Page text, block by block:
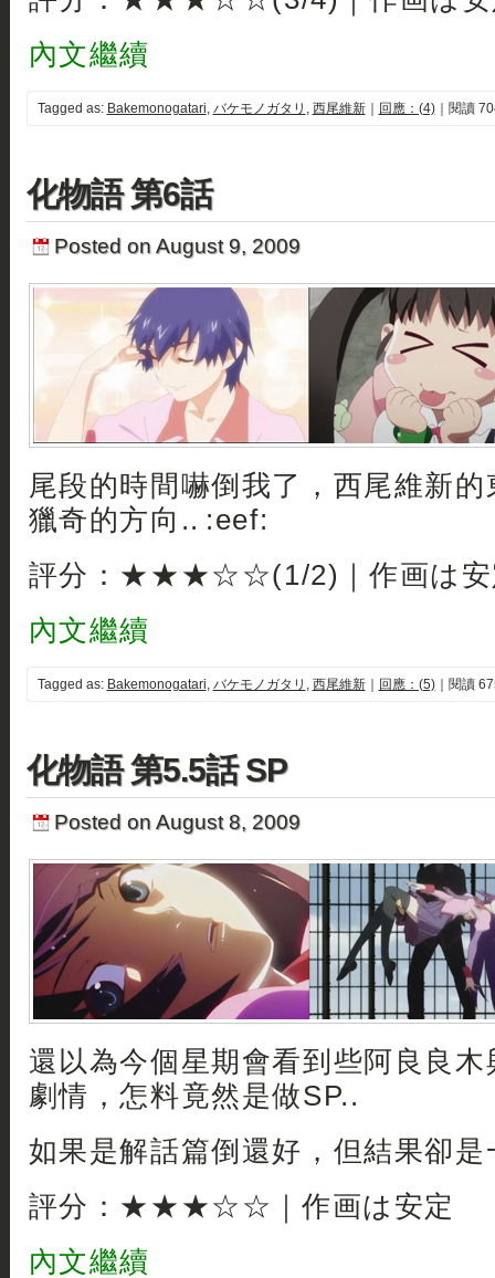
內文繼續
Tagged as: Bakemonogatari, バケモノガタリ , 西尾維新｜ 回應：(4)｜閱讀
化物語 第6話
Posted on August 9, 2009
尾段的時間嚇倒我了，西尾維新
獵奇的方向.. :eef:
評分：★★★☆☆(1/2)｜作画は安
內文繼續
Tagged as: Bakemonogatari, バケモノガタリ , 西尾維新｜ 回應：(5)｜閱讀
化物語 第5.5話 SP
Posted on August 8, 2009
還以為今個星期會看到些阿良良
劇情，怎料竟然是做SP..
如果是解話篇倒還好，但結果卻
評分：★★★☆☆｜作画は安定
內文繼續